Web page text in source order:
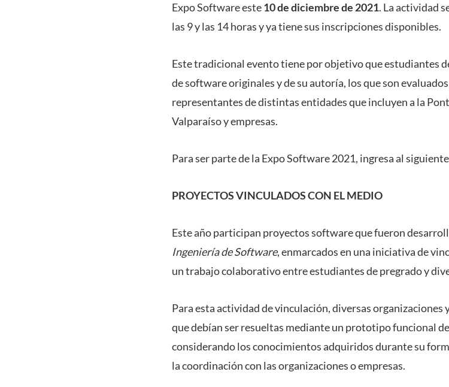
Expo Software este10 de diciembre de 2021. La actividad
las 9 y las 14 horas y ya tiene sus inscripciones disponibles.
Este tradicional evento tiene por objetivo que estudiantes
de software originales y de su autoría, los que son
representantes de distintas entidades que incluyen a la
Valparaíso y empresas.
Para ser parte de la Expo Software 2021, ingresa al siguiente
PROYECTOS VINCULADOS CON EL MEDIO
Este año participan proyectos software que fueron
Ingeniería de Software, enmarcados en una iniciativa de
un trabajo colaborativo entre estudiantes de pregrado y
Para esta actividad de vinculación, diversas
que debían ser resueltas mediante un prototipo funcional
considerando los conocimientos adquiridos durante su
la coordinación con las organizaciones o empresas.